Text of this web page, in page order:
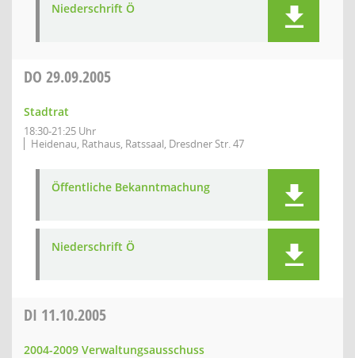
Niederschrift Ö
DO 29.09.2005
Stadtrat
18:30-21:25 Uhr
Heidenau, Rathaus, Ratssaal, Dresdner Str. 47
Öffentliche Bekanntmachung
Niederschrift Ö
DI 11.10.2005
2004-2009 Verwaltungsausschuss